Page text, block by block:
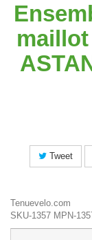
Tweet
Tenuevelo.com
SKU-1357 MPN-